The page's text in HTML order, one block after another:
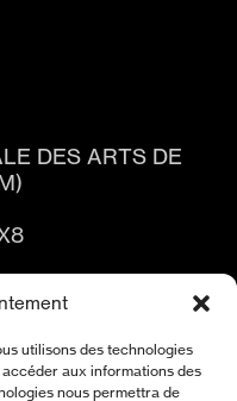
utilisons des technologies
aux informations des
nous permettra de
DES ARTS DE